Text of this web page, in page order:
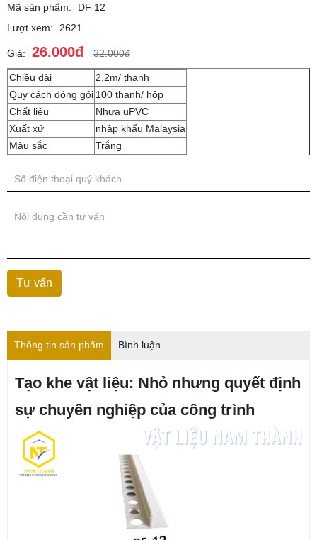
Mã sản phẩm:
DF 12
Lượt xem:
2621
Giá: 26.000đ 32.000đ
Chiều dài
2,2m/ thanh
Quy cách đóng gói 100 thanh/ hộp
Chất liệu
Nhựa uPVC
Xuất xứ
nhập khẩu Malaysia
Màu sắc
Trắng
Thông tin sản phẩm Bình luận
Tạo khe vật liệu: Nhỏ nhưng quyết định
sự chuyên nghiệp của công trình